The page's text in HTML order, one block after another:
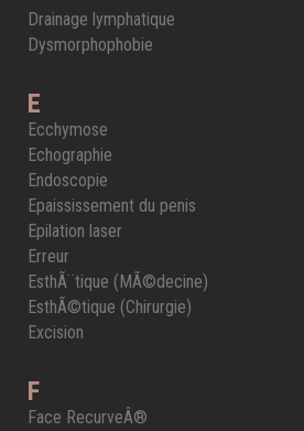
Drainage lymphatique
Dysmorphophobie
E
Ecchymose
Echographie
Endoscopie
Epaississement du penis
Epilation laser
Erreur
EsthÃ¨tique (MÃ©decine)
EsthÃ©tique (Chirurgie)
Excision
F
Face RecurveÂ®